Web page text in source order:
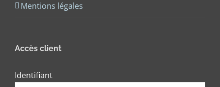
Mentions légales
Accès client
Identifiant